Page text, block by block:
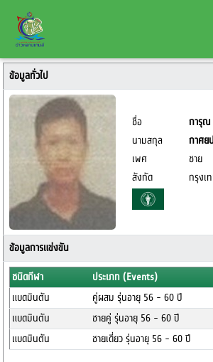
ข้อมูลทั่วไป
ชื่อ
การุณ
นามสกุล
กาศ
เพศ
ชาย
สังกัด
กรุงเ
ข้อมูลการแข่งขัน
ชนิดกีฬา
ประเภท (Events)
แบดมินตัน
คู่ผสม รุ่นอายุ 56 - 60 ปี
แบดมินตัน
ชายคู่ รุ่นอายุ 56 - 60 ปี
แบดมินตัน
ชายเดี่ยว รุ่นอายุ 56 - 60 ปี